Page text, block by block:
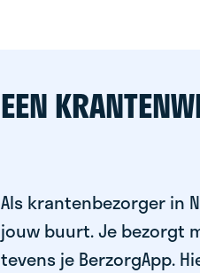
EEN
Als krantenbezorger in
jouw buurt. Je bezorgt
tevens je BerzorgApp.